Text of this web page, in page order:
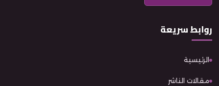
روابط سريعة
الرئيسية
مقالات الناشر